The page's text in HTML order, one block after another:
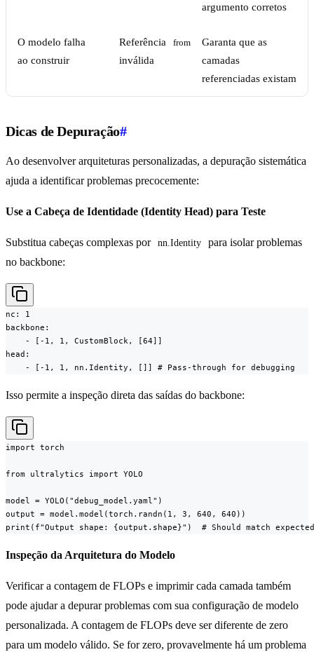
argumento corretos
O modelo falha
ao construir
Referência from
inválida
Garanta que as
camadas
referenciadas existam
Dicas de Depuração#
Ao desenvolver arquiteturas personalizadas, a depuração sistemática
ajuda a identificar problemas precocemente:
Use a Cabeça de Identidade (Identity Head) para Teste
Substitua cabeças complexas por nn.Identity
para isolar problemas
no backbone:
nc: 1
backbone:
    - [-1, 1, CustomBlock, [64]]
head:
    - [-1, 1, nn.Identity, []] # Pass-through for debugging
Isso permite a inspeção direta das saídas do backbone:
import torch
from ultralytics import YOLO
model = YOLO("debug_model.yaml")
output = model.model(torch.randn(1, 3, 640, 640))
print(f"Output shape: {output.shape}")  # Should match
Inspeção da Arquitetura do Modelo
Verificar a contagem de FLOPs e imprimir cada camada também
pode ajudar a depurar problemas com sua configuração de modelo
personalizada. A contagem de FLOPs deve ser diferente de zero
para um modelo válido. Se for zero, provavelmente há um problema